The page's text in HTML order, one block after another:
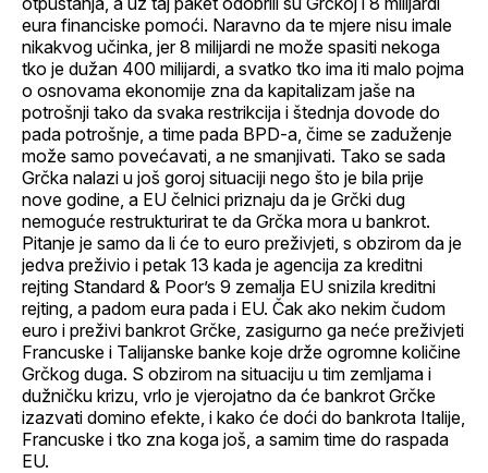
eura financiske pomoći. Naravno da te mjere nisu imale
nikakvog učinka, jer 8 milijardi ne može spasiti nekoga
tko je dužan 400 milijardi, a svatko tko ima iti malo pojma
o osnovama ekonomije zna da kapitalizam jaše na
potrošnji tako da svaka restrikcija i štednja dovode do
pada potrošnje, a time pada BPD-a, čime se zaduženje
može samo povećavati, a ne smanjivati. Tako se sada
Grčka nalazi u još goroj situaciji nego što je bila prije
nove godine, a EU čelnici priznaju da je Grčki dug
nemoguće restrukturirat te da Grčka mora u bankrot.
Pitanje je samo da li će to euro preživjeti, s obzirom da je
jedva preživio i petak 13 kada je agencija za kreditni
rejting Standard & Poor’s 9 zemalja EU snizila kreditni
rejting, a padom eura pada i EU. Čak ako nekim čudom
euro i preživi bankrot Grčke, zasigurno ga neće preživjeti
Francuske i Talijanske banke koje drže ogromne količine
Grčkog duga. S obzirom na situaciju u tim zemljama i
dužničku krizu, vrlo je vjerojatno da će bankrot Grčke
izazvati domino efekte, i kako će doći do bankrota Italije,
Francuske i tko zna koga još, a samim time do raspada
EU.